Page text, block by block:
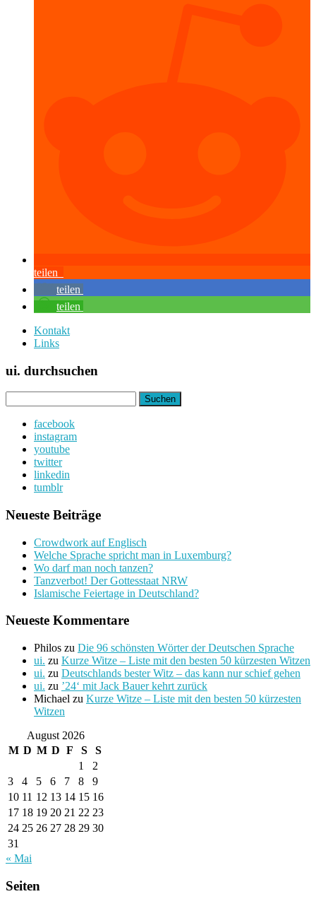
teilen
teilen
teilen
Kontakt
Links
ui. durchsuchen
nach:
facebook
instagram
youtube
twitter
linkedin
tumblr
Neueste Beiträge
Crowdwork auf Englisch
Welche Sprache spricht man in Luxemburg?
Wo darf man noch tanzen?
Tanzverbot! Der Gottesstaat NRW
Islamische Feiertage in Deutschland?
Neueste Kommentare
Philos zu Die 96 schönsten Wörter der Deutschen Sprache
ui. zu Kurze Witze – Liste mit den besten 50 kürzesten Witzen
ui. zu Deutschlands bester Witz – das kann nur schief gehen
ui. zu ’24‘ mit Jack Bauer kehrt zurück
Michael zu Kurze Witze – Liste mit den besten 50 kürzesten
Witzen
August 2026
M D M D F S
S
1
2
3
4 5 6 7 8
9
10 11 12 13 14 15 16
17 18 19 20 21 22 23
24 25 26 27 28 29 30
31
« Mai
Seiten